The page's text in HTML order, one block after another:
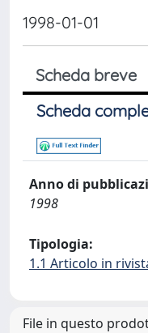
1998-01-01
Scheda breve
Scheda
Anno di
1998
Tipologia:
1.1 Articolo in
File in questo